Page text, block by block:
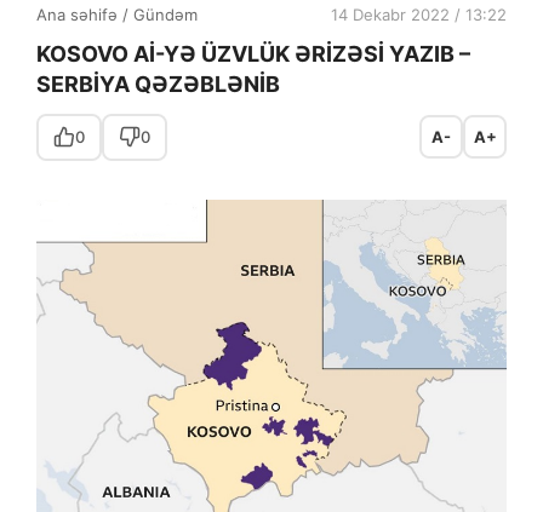
Ana səhifə / Gündəm 14 Dekabr 2022 / 13:22
KOSOVO Aİ-YƏ ÜZVLÜK ƏRİZƏSİ YAZIB –
SERBİYA QƏZƏBLƏNİB
0 0 A- A+